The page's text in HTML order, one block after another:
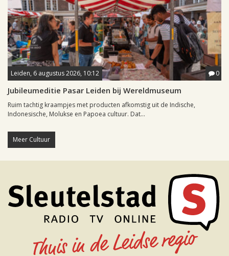
Leiden, 6 augustus 2026, 10:12 0
Jubileumeditie Pasar Leiden bij Wereldmuseum
Ruim tachtig kraampjes met producten afkomstig uit de Indische,
Indonesische, Molukse en Papoea cultuur. Dat...
Meer Cultuur